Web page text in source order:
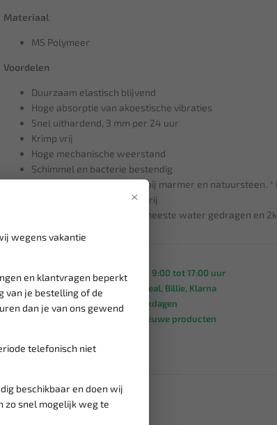
×
wegens vakantie
en klantvragen beperkt
van je bestelling of de
dan je van ons gewend
telefonisch niet
beschikbaar en doen wij
zo snel mogelijk weg te
Materiaal
MS Polymeer
Voordelen
Duurzaam elastisch blijvend
Hoge absorptie van akoestische vibraties
Snel uithardend, 3 mm per 24 uur
Krimp vrij
Hoge mechanische weerstand
Schimmel en bacterie bestendig
Geen randzone vervuiling bij marmer en natuursteen.
oplosmiddel- en siliconenvrij
Overschilderbaar met de meeste water gedragen en
Klantenservice,
werkdagen van 9:00 tot 17:00 uur
Veilig online betalen met
o.a. iDeal, Billie, Klarna
Verzending:
gemiddeld 1-3 werkdagen
wekelijks nieuwe producten
vanaf € 75gratis verzending